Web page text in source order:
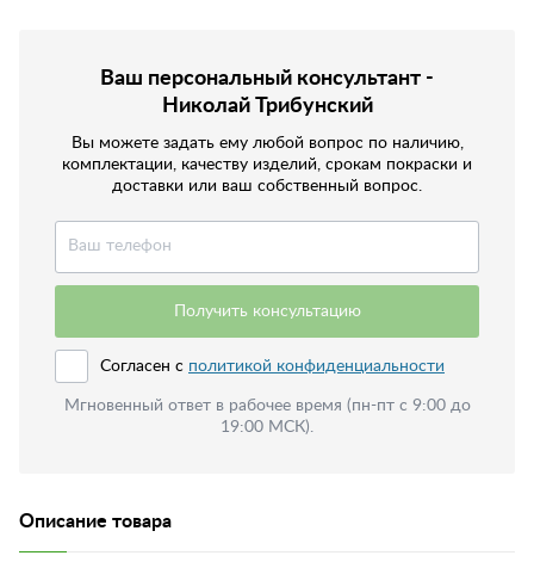
Ваш персональный консультант -
Николай Трибунский
Вы можете задать ему любой вопрос по наличию,
комплектации, качеству изделий, срокам покраски и
доставки или ваш собственный вопрос.
Получить консультацию
Согласен с политикой конфиденциальности
Мгновенный ответ в рабочее время (пн-пт с 9:00 до
19:00 МСК).
Описание товара